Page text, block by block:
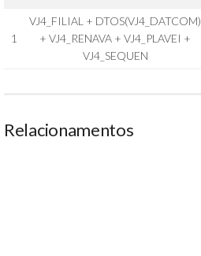
1
VJ4_FILIAL + DTOS(VJ4_DATCOM)
+ VJ4_RENAVA + VJ4_PLAVEI +
VJ4_SEQUEN
Relacionamentos